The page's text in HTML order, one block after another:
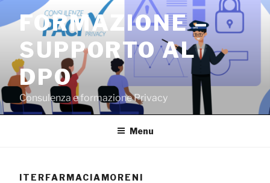
contenuto
FORMAZIONE –
SUPPORTO AL
DPO
Consulenza e formazione Privacy
Menu
ITERFARMACIAMORENI